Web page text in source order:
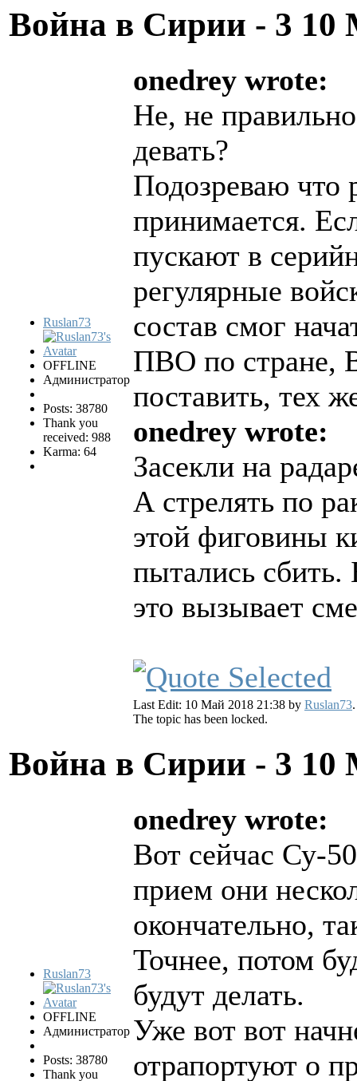
Война в Сирии - 3 10
Ruslan73
OFFLINE
Администратор
Posts: 38780
Thank you
received: 988
Karma: 64
onedrey wrote:
Не, не
девать?
Подозреваю что
принимается.
пускают в
регулярные
состав смог
ПВО по стране,
поставить, тех
onedrey wrote:
Засекли на
А стрелять по
этой фиговины
пытались
это вызывает
Last Edit: 10 Май 2018 21:38 by Ruslan73.
The topic has been locked.
Война в Сирии - 3 10
Ruslan73
OFFLINE
Администратор
Posts: 38780
Thank you
onedrey wrote:
Вот сейчас Су-
прием они
окончательно,
Точнее, потом
будут делать.
Уже вот вот
отрапортуют о